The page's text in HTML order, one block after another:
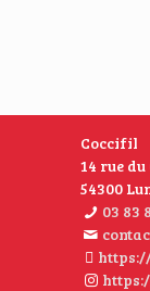
Coccifil
14 rue
54300
03 83